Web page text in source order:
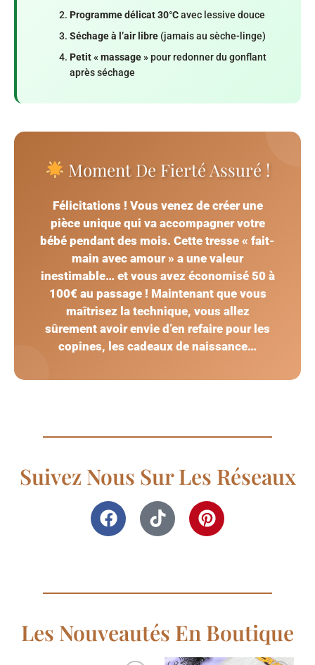
Programme délicat 30°Cavec lessive douce
Séchage à l’air libre (jamais au sèche-linge)
Petit « massage »pour redonner du gonflant
après séchage
Moment De Fierté Assuré !
Félicitations ! Vous venez de créer une
pièce unique qui va accompagner votre
bébé pendant des mois. Cette tresse « fait-
main avec amour » a une valeur
inestimable… et vous avez économisé 50 à
100€ au passage ! Maintenant que vous
maîtrisez la technique, vous allez
sûrement avoir envie d’en refaire pour les
copines, les cadeaux de naissance…
Suivez Nous Sur Les Réseaux
Les Nouveautés En Boutique